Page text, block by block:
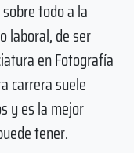
todo a la
laboral, de ser
en Fotografía
carrera suele
y es la mejor
tener.